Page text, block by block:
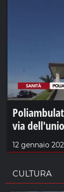
via
12 gennaio
CULTURA